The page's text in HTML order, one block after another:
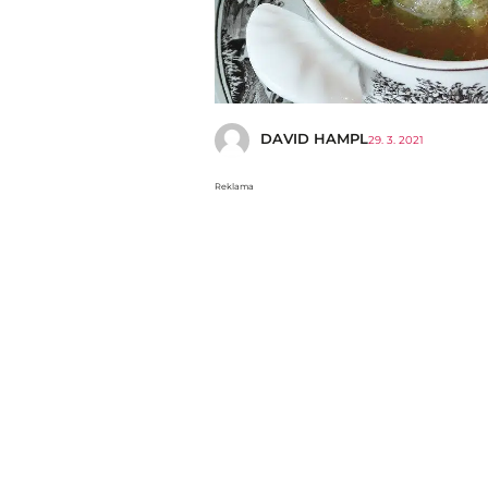
DAVID HAMPL29. 3. 2021
Reklama